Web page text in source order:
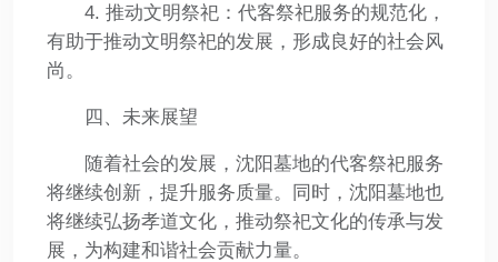
4. 推动文明祭祀：代客祭祀服务的规范化，
有助于推动文明祭祀的发展，形成良好的社会风
尚。
四、未来展望
随着社会的发展，沈阳墓地的代客祭祀服务
将继续创新，提升服务质量。同时，沈阳墓地也
将继续弘扬孝道文化，推动祭祀文化的传承与发
展，为构建和谐社会贡献力量。